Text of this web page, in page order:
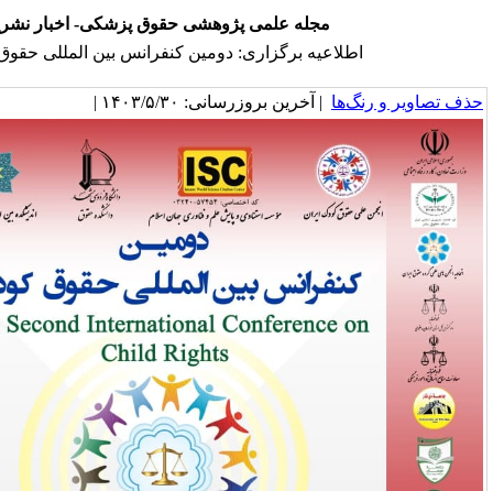
علمی پژوهشی حقوق پزشکی- اخبار نشریه
برگزاری: دومین کنفرانس بین المللی حقوق کودک
بروزرسانی: ۱۴۰۳/۵/۳۰ |